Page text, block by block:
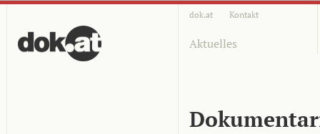
dok.at Kontakt
Aktuelles